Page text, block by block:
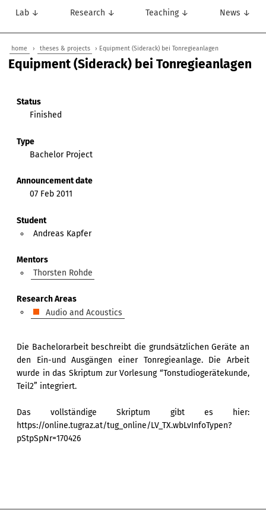
Lab ↓ Research ↓ Teaching ↓ News ↓
home › theses & projects › Equipment (Siderack) bei Tonregieanlagen
Equipment (Siderack) bei Tonregieanlagen
Status
Finished
Type
Bachelor Project
Announcement date
07 Feb 2011
Student
Andreas Kapfer
Mentors
Thorsten Rohde
Research Areas
Audio and Acoustics
Die Bachelorarbeit beschreibt die grundsätzlichen Geräte an
den Ein-und Ausgängen einer Tonregieanlage. Die Arbeit
wurde in das Skriptum zur Vorlesung “Tonstudiogerätekunde,
Teil2” integriert.
Das vollständige Skriptum gibt es hier:
https://online.tugraz.at/tug_online/LV_TX.wbLvInfoTypen?
pStpSpNr=170426